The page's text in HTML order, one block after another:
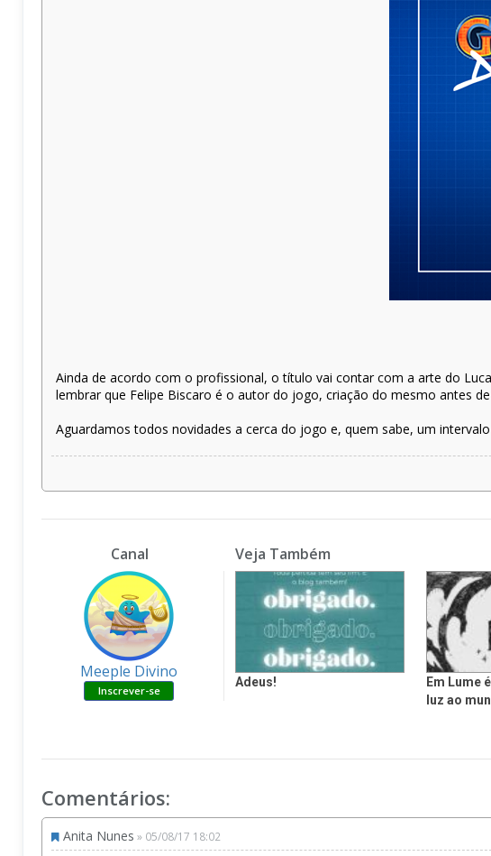
Ainda de acordo com o profissional, o título vai contar com a arte do
lembrar que Felipe Biscaro é o autor do jogo, criação do mesmo antes
Aguardamos todos novidades a cerca do jogo e, quem sabe, um
Canal Veja Também
Meeple Divino
Adeus!
Em Lume
luz ao
Comentários:
Anita Nunes » 05/08/17 18:02